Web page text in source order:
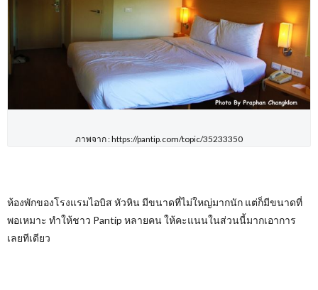
ภาพจาก : https://pantip.com/topic/35233350
ห้องพักของโรงแรมไอบิส หัวหิน มีขนาดที่ไม่ใหญ่มากนัก แต่ก็มีขนาดที่
พอเหมาะ ทำให้ชาว Pantip หลายคน ให้คะแนนในส่วนนี้มากเอาการ
เลยทีเดียว